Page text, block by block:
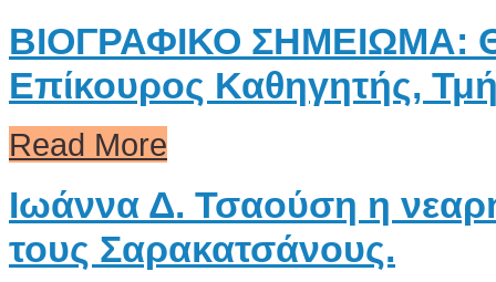
ΒΙΟΓΡΑΦΙΚΟ ΣΗΜΕΙΩΜΑ:
Επίκουρος Καθηγητής,
Read More
Ιωάννα Δ. Τσαούση η
τους Σαρακατσάνους.